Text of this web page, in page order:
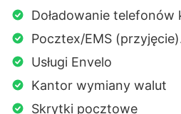
Doładowanie
Pocztex/EMS
Usługi Envelo
Kantor wymiany walut
Skrytki pocztowe